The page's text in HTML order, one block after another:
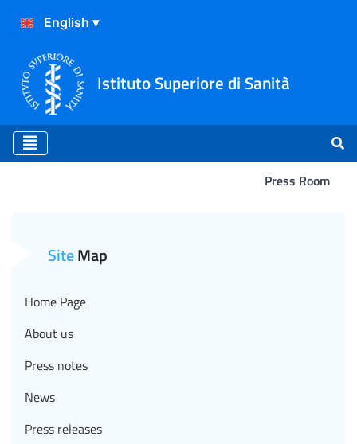
Istituto Superiore di Sanità
Press Room
SiteMap
Home Page
About us
Press notes
News
Press releases